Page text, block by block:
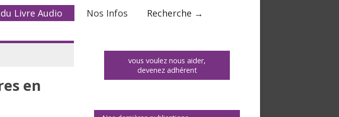
Livre Audio Nos Infos Recherche →
en
vous voulez nous aider,
devenez adhérent